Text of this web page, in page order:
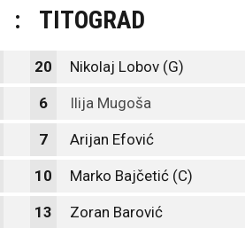
: TITOGRAD
20 Nikolaj Lobov (G)
6 Ilija Mugoša
7 Arijan Efović
10 Marko Bajčetić (C)
13 Zoran Barović